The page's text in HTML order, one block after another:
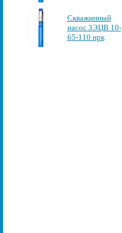
Скважинный
насос 3ЭЦВ 10-
65-110 нрк